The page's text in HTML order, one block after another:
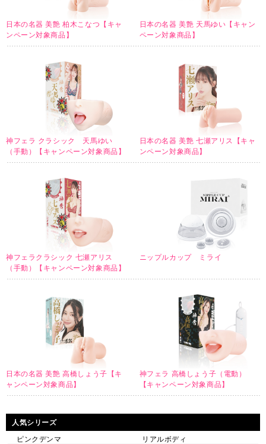
人気シリーズ
ピンクデンマ リアルボディ
日本の名器 美艶 柏木こなつ【キャ
ンペーン対象商品】
日本の名器 美艶 天馬ゆい【キャン
ペーン対象商品】
神フェラ クラシック 天馬ゆい
（手動）【キャンペーン対象商品】
日本の名器 美艶 七瀬アリス【キャ
ンペーン対象商品】
神フェラクラシック 七瀬アリス
（手動）【キャンペーン対象商品】
ニップルカップ ミライ
日本の名器 美艶 高橋しょう子【キ
ャンペーン対象商品】
神フェラ 高橋しょう子（電動）
【キャンペーン対象商品】